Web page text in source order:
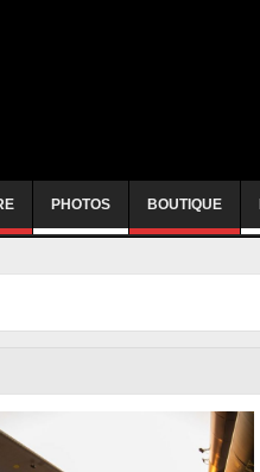
PHOTOS BOUTIQUE